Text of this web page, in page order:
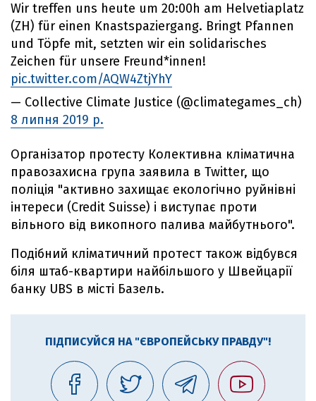
Wir treffen uns heute um 20:00h am Helvetiaplatz
(ZH) für einen Knastspaziergang. Bringt Pfannen
und Töpfe mit, setzten wir ein solidarisches
Zeichen für unsere Freund*innen!
pic.twitter.com/AQW4ZtjYhY
— Collective Climate Justice (@climategames_ch)
8 липня 2019 р.
Організатор протесту Колективна кліматична
правозахисна група заявила в Twitter, що
поліція "активно захищає екологічно руйнівні
інтереси (Credit Suisse) і виступає проти
вільного від викопного палива майбутнього".
Подібний кліматичний протест також відбувся
біля штаб-квартири найбільшого у Швейцарії
банку UBS в місті Базель.
ПІДПИСУЙСЯ НА "ЄВРОПЕЙСЬКУ ПРАВДУ"!